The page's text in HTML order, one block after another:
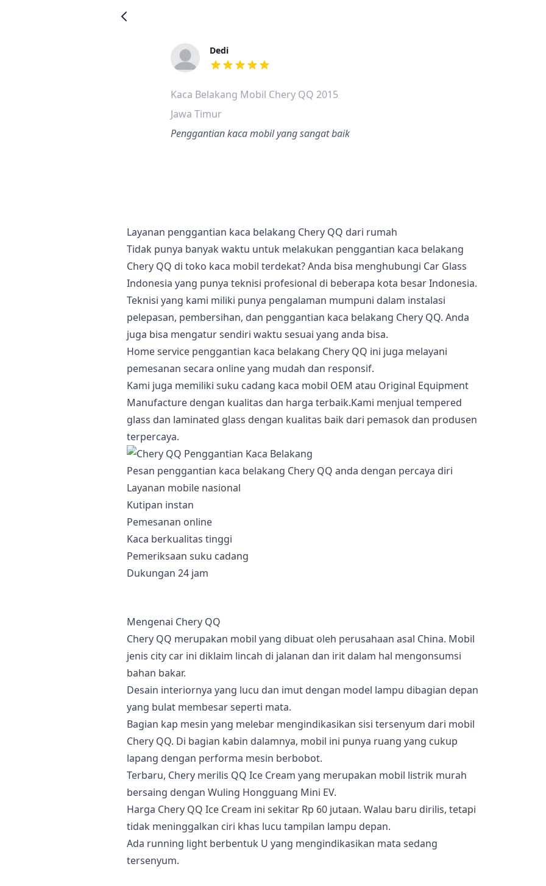
Dedi
dari ulasan adalah bintang lima
Kaca Belakang Mobil Chery QQ 2015
Jawa Timur
Penggantian kaca mobil yang sangat baik
Layanan penggantian kaca belakang Chery QQ dari rumah
Tidak punya banyak waktu untuk melakukan penggantian kaca belakang
Chery QQ di toko kaca mobil terdekat? Anda bisa menghubungi Car Glass
Indonesia yang punya teknisi profesional di beberapa kota besar Indonesia.
Teknisi yang kami miliki punya pengalaman mumpuni dalam instalasi
pelepasan, pembersihan, dan penggantian kaca belakang Chery QQ. Anda
juga bisa mengatur sendiri waktu sesuai yang anda bisa.
Home service penggantian kaca belakang Chery QQ ini juga melayani
pemesanan secara online yang mudah dan responsif.
Kami juga memiliki suku cadang kaca mobil OEM atau Original Equipment
Manufacture dengan kualitas dan harga terbaik.Kami menjual tempered
glass dan laminated glass dengan kualitas baik dari pemasok dan produsen
terpercaya.
Pesan penggantian kaca belakang Chery QQ anda dengan percaya diri
Layanan mobile nasional
Kutipan instan
Pemesanan online
Kaca berkualitas tinggi
Pemeriksaan suku cadang
Dukungan 24 jam
Mengenai Chery QQ
Chery QQ merupakan mobil yang dibuat oleh perusahaan asal China. Mobil
jenis city car ini diklaim lincah di jalanan dan irit dalam hal mengonsumsi
bahan bakar.
Desain interiornya yang lucu dan imut dengan model lampu dibagian depan
yang bulat membesar seperti mata.
Bagian kap mesin yang melebar mengindikasikan sisi tersenyum dari mobil
Chery QQ. Di bagian kabin dalamnya, mobil ini punya ruang yang cukup
lapang dengan performa mesin berbobot.
Terbaru, Chery merilis QQ Ice Cream yang merupakan mobil listrik murah
bersaing dengan Wuling Hongguang Mini EV.
Harga Chery QQ Ice Cream ini sekitar Rp 60 jutaan. Walau baru dirilis, tetapi
tidak meninggalkan ciri khas lucu tampilan lampu depan.
Ada running light berbentuk U yang mengindikasikan mata sedang
tersenyum.